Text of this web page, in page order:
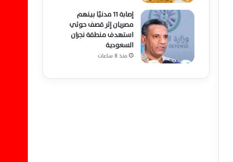
إصابة 11 مدنيًا بينهم
مصريان إثر قصف حوثي
استهدف منطقة نجران
السعودية
منذ 8 ساعات